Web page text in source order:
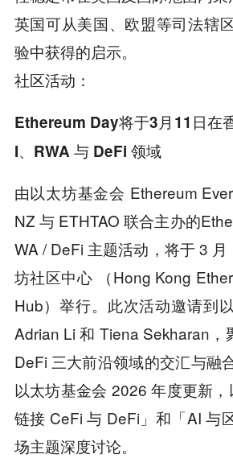
英国可从美国、欧盟等司法辖
验中获得的启示。
社区活动：
Ethereum Day将于3月11日在
I、RWA 与 DeFi 领域
由以太坊基金会 Ethereum
NZ 与 ETHTAO 联合主办的
WA / DeFi 主题活动，将于 3
坊社区中心 （Hong Kong
Hub）举行。此次活动邀请到
Adrian Li 和 Tiena Sekharan，
DeFi 三大前沿领域的交汇与融
以太坊基金会 2026 年度更新
链接 CeFi 与 DeFi」和「AI 与
场主题深度讨论。